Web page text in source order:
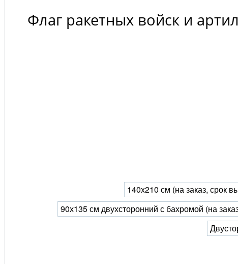
Флаг ракетных войск и
140x210 см (на заказ, срок
90х135 см двухсторонний с бахромой (на